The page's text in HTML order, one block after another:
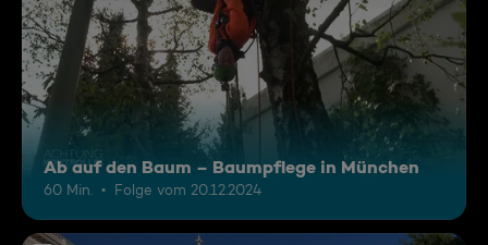
Ab auf den Baum – Baumpflege in München
60 Min. Folge vom 20.12.2024